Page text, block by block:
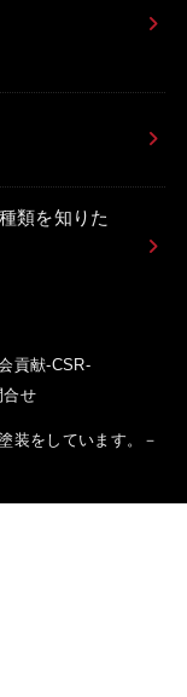
類を知りた
貢献-CSR-
合せ
装をしています。－